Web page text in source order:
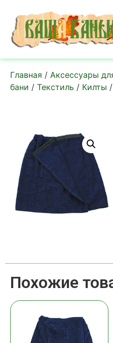
Главная / Аксессуары
бани / Текстиль / Килты
Похожие